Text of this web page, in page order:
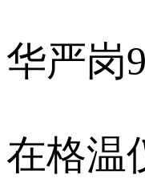
华严岗
在格温